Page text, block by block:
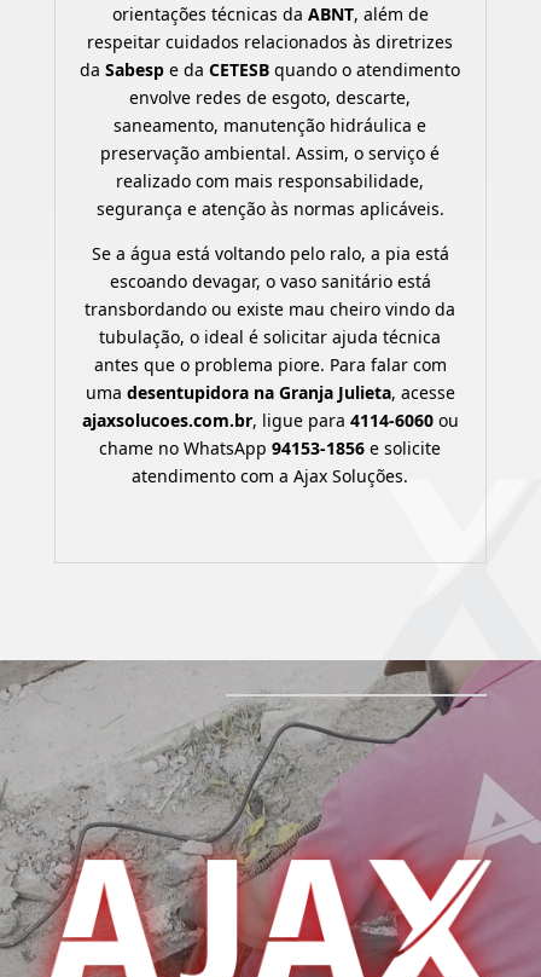
orientações técnicas da ABNT, além de
respeitar cuidados relacionados às diretrizes
daSabesp e daCETESB quando o atendimento
envolve redes de esgoto, descarte,
saneamento, manutenção hidráulica e
preservação ambiental. Assim, o serviço é
realizado com mais responsabilidade,
segurança e atenção às normas aplicáveis.
Se a água está voltando pelo ralo, a pia está
escoando devagar, o vaso sanitário está
transbordando ou existe mau cheiro vindo da
tubulação, o ideal é solicitar ajuda técnica
antes que o problema piore. Para falar com
uma desentupidora na Granja Julieta, acesse
ajaxsolucoes.com.br, ligue para 4114-6060ou
chame no WhatsApp94153-1856 e solicite
atendimento com a Ajax Soluções.